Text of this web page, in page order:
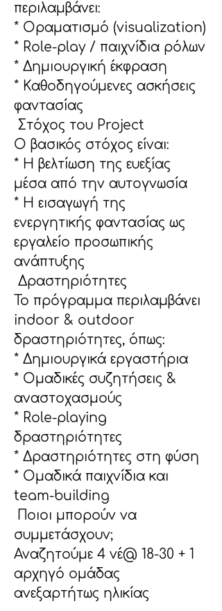
περιλαμβάνει:
* Οραματισμό (visualization)
* Role-play / παιχνίδια ρόλων
* Δημιουργική έκφραση
* Καθοδηγούμενες ασκήσεις
φαντασίας
Στόχος του Project
Ο βασικός στόχος είναι:
* Η βελτίωση της ευεξίας
μέσα από την αυτογνωσία
* Η εισαγωγή της
ενεργητικής φαντασίας ως
εργαλείο προσωπικής
ανάπτυξης
Δραστηριότητες
Το πρόγραμμα περιλαμβάνει
indoor & outdoor
δραστηριότητες, όπως:
* Δημιουργικά εργαστήρια
* Ομαδικές συζητήσεις &
αναστοχασμούς
* Role-playing
δραστηριότητες
* Δραστηριότητες στη φύση
* Ομαδικά παιχνίδια και
team-building
Ποιοι μπορούν να
συμμετάσχουν;
Αναζητούμε 4 νέ@ 18-30 + 1
αρχηγό ομάδας
ανεξαρτήτως ηλικίας